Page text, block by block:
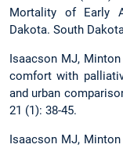
Mortality of Early
Dakota. South
Isaacson MJ, Minton
comfort with
and urban
21 (1): 38-45.
Isaacson MJ, Minton